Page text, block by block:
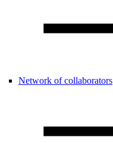
Network of collaborators